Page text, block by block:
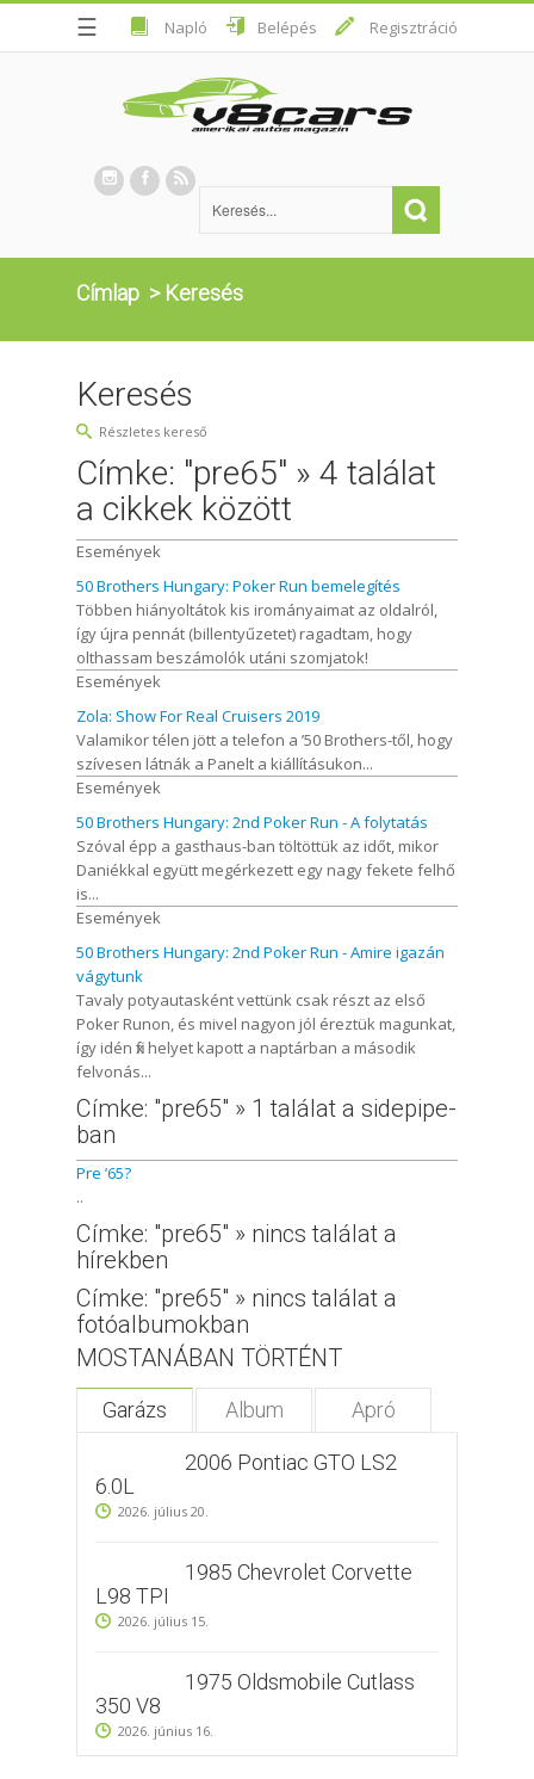
☰ Napló Belépés Regisztráció
Címlap > Keresés
Keresés
Részletes kereső
Címke: "pre65" » 4 találat
a cikkek között
Események
50 Brothers Hungary: Poker Run bemelegítés
Többen hiányoltátok kis irományaimat az oldalról,
így újra pennát (billentyűzetet) ragadtam, hogy
olthassam beszámolók utáni szomjatok!
Események
Zola: Show For Real Cruisers 2019
Valamikor télen jött a telefon a ’50 Brothers-től, hogy
szívesen látnák a Panelt a kiállításukon...
Események
50 Brothers Hungary: 2nd Poker Run - A folytatás
Szóval épp a gasthaus-ban töltöttük az időt, mikor
Daniékkal együtt megérkezett egy nagy fekete felhő
is...
Események
50 Brothers Hungary: 2nd Poker Run - Amire igazán
vágytunk
Tavaly potyautasként vettünk csak részt az első
Poker Runon, és mivel nagyon jól éreztük magunkat,
így idén fix helyet kapott a naptárban a második
felvonás...
Címke: "pre65" » 1 találat a sidepipe-
ban
Pre ’65?
..
Címke: "pre65" » nincs találat a
hírekben
Címke: "pre65" » nincs találat a
fotóalbumokban
MOSTANÁBAN TÖRTÉNT
Garázs Album Apró
2006 Pontiac GTO LS2
6.0L
2026. július 20.
1985 Chevrolet Corvette
L98 TPI
2026. július 15.
1975 Oldsmobile Cutlass
350 V8
2026. június 16.